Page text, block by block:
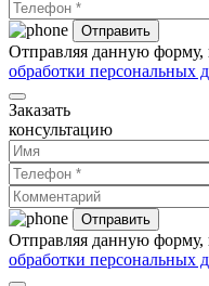
Отправляя данную форму,
обработки персональных
Заказать
консультацию
Отправляя данную форму,
обработки персональных